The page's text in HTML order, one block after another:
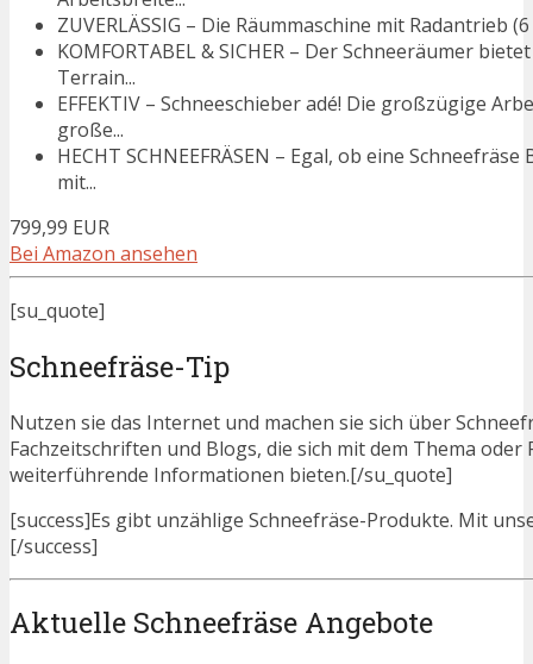
ZUVERLÄSSIG – Die Räummaschine mit
KOMFORTABEL & SICHER – Der Schneeräumer
Terrain...
EFFEKTIV – Schneeschieber adé! Die großzügige
große...
HECHT SCHNEEFRÄSEN – Egal, ob eine
mit...
799,99 EUR
Bei Amazon ansehen
[su_quote]
Schneefräse-Tip
Nutzen sie das Internet und machen sie sich über
Fachzeitschriften und Blogs, die sich mit dem Thema
weiterführende Informationen bieten.[/su_quote]
[success]Es gibt unzählige Schneefräse-Produkte. Mit
[/success]
Aktuelle Schneefräse Angebote